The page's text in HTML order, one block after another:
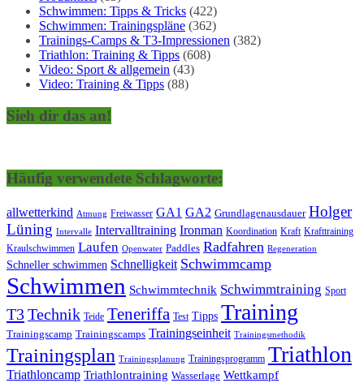
Schwimmen: Tipps & Tricks (422)
Schwimmen: Trainingspläne (362)
Trainings-Camps & T3-Impressionen (382)
Triathlon: Training & Tipps (608)
Video: Sport & allgemein (43)
Video: Training & Tipps (88)
Sieh dir das an!
Häufig verwendete Schlagworte:
allwetterkind Atmung Freiwasser GA1 GA2 Grundlagenausdauer Holger
Lüning Intervalle Intervalltraining Ironman Koordination Kraft Krafttraining
Kraulschwimmen Laufen Openwater Paddles Radfahren Regeneration
Schneller schwimmen Schnelligkeit Schwimmcamp
Schwimmen Schwimmtechnik Schwimmtraining Sport
T3Technik Teide Teneriffa Test Tipps Training
Trainingscamp Trainingscamps Trainingseinheit Trainingsmethodik
Trainingsplan Trainingsplanung Trainingsprogramm Triathlon
Triathloncamp Triathlontraining Wasserlage Wettkampf